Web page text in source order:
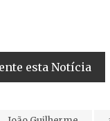
esta Notícia